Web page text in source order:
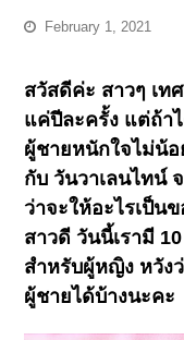
February 1, 2021
สวัสดีค่ะ สาวๆ เท
แค่ปีละครั้ง แต่ถ้า
ผู้ชายหนักใจไม่น้
กับ วันวาเลนไทน์
ว่าจะให้อะไรเป็น
สาวดี วันนี้เรามี
สำหรับผู้หญิง หวัง
ผู้ชายได้บ้างนะคะ